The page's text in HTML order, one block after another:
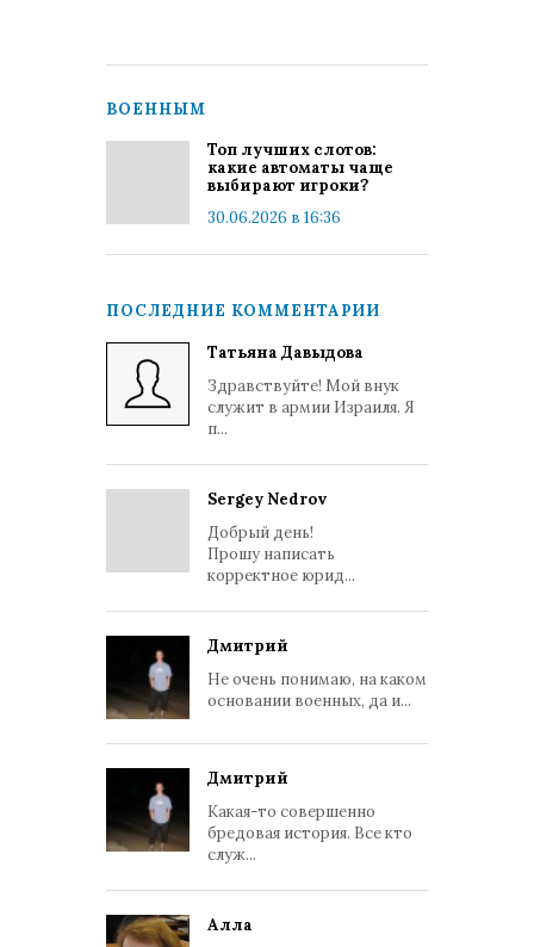
ВОЕННЫМ
Топ лучших слотов:
какие автоматы чаще
выбирают игроки?
30.06.2026 в 16:36
ПОСЛЕДНИЕ КОММЕНТАРИИ
Татьяна Давыдова
Здравствуйте! Мой внук
служит в армии Израиля. Я
п...
Sergey Nedrov
Добрый день!
Прошу написать
корректное юрид...
Дмитрий
Не очень понимаю, на каком
основании военных, да и...
Дмитрий
Какая-то совершенно
бредовая история. Все кто
служ...
Алла